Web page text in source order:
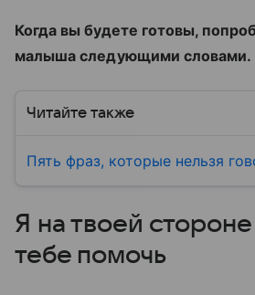
Когда вы будете готовы,
малыша следующими словами.
Читайте также
Пять фраз, которые нельзя
Я на твоей стороне
тебе помочь